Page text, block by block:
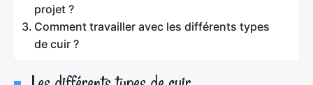
projet ?
Comment travailler avec les différents types
de cuir ?